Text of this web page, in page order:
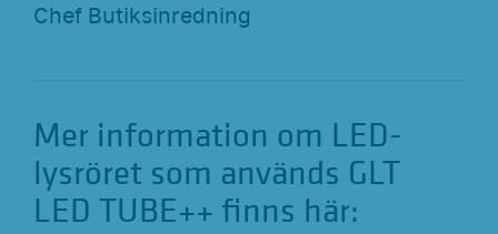
Chef Butiksinredning
Mer information om LED-
lysröret som används GLT
LED TUBE++ finns här: